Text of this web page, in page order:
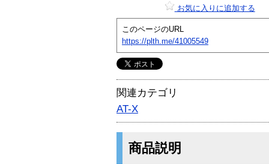
お気に入りに追加する
このページのURL
https://plth.me/41005549
関連カテゴリ
AT-X
商品説明